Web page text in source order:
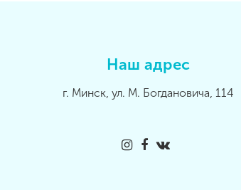
Наш адрес
г. Минск, ул. М. Богдановича, 114